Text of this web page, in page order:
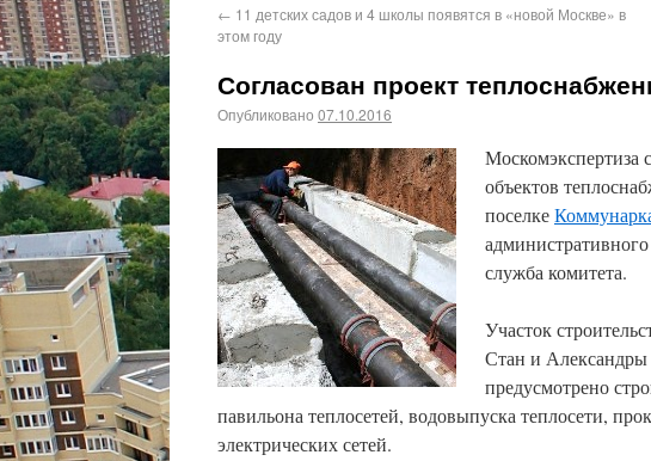
← 11 детских садов и 4 школы появятся в «новой Москве» в
этом году
Согласован проект
Опубликовано 07.10.2016
Москомэкспертиза
объектов
поселке
служба комитета.
Участок
Стан и
предусмотрено
павильона теплосетей, водовыпуска теплосети,
электрических сетей.